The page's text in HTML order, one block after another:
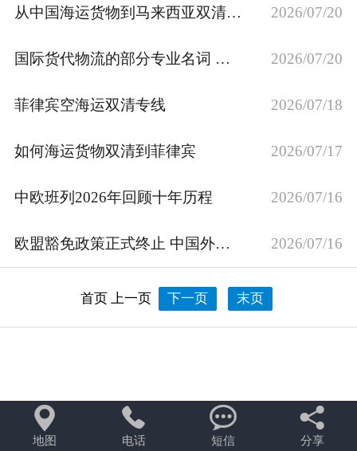
资质荣誉
从中国海运货物到马来西亚双清到门 2026/07/20
国际货代物流的部分专业名词 必备名词解释 2026/07/20
菲律宾空海运双清专线 2026/07/18
如何海运货物双清到菲律宾 2026/07/17
中欧班列2026年回顾十年历程 2026/07/16
欧盟豁免政策正式终止 中国外贸欧洲受阻 2026/07/16
首页 上一页 下一页 末页

地图

电话

短信

分享